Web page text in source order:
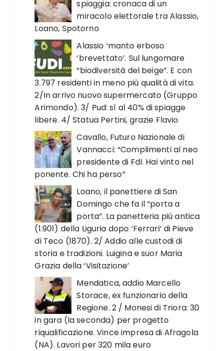
spiaggia: cronaca di un
miracolo elettorale tra Alassio,
Loano, Spotorno
Alassio ‘manto erboso
‘brevettato’. Sul lungomare
“biodiversità del beige”. E con
3.797 residenti in meno più qualità di vita.
2/In arrivo nuovo supermercato (Gruppo
Arimondo). 3/ Pud: sì al 40% di spiagge
libere. 4/ Statua Pertini, grazie Flavio
Cavallo, Futuro Nazionale di
Vannacci: “Complimenti al neo
presidente di FdI. Hai vinto nel
ponente. Chi ha perso”
Loano, il panettiere di San
Domingo che fa il “porta a
porta”. La panetteria più antica
(1.901) della Liguria dopo ‘Ferrari’ di Pieve
di Teco (1870). 2/ Addio alle custodi di
storia e tradizioni. Luigina e suor Maria
Grazia della ‘Visitazione’
Mendatica, addio Marcello
Storace, ex funzionario della
Regione. 2 / Monesi di Triora: 30
in gara (la seconda) per progetto
riqualificazione. Vince impresa di Afragola
(NA). Lavori per 320 mila euro